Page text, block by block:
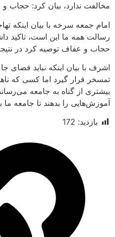
مخالفت ندارد، بیان کرد: حجاب
امام جمعه سرخه با بیان اینکه
رسالت همه ما این است، تاکید
حجاب و عفاف توصیه کرد در
اشرف با بیان اینکه نباید
تمسخر قرار گیرد اما کسی که
بیشتری از گناه به جامعه
آموزش‌هایی را بدهند تا جامعه
بازدید: 172